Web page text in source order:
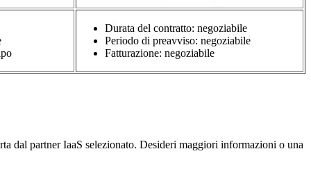
Durata del contratto: negoziabile
Periodo di preavviso: negoziabile
Fatturazione: negoziabile
dal partner IaaS selezionato. Desideri maggiori informazioni o una